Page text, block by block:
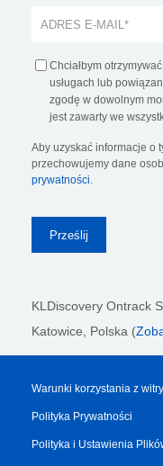
Chciałbym
usługach lub
zgodę w dowolnym
jest zawarty we
Aby uzyskać informacje o
przechowujemy dane
prywatności.
KLDiscovery Ontrack
Katowice, Polska (
Warunki korzystania z
Polityka Prywatności
Polityka i Ustawienia